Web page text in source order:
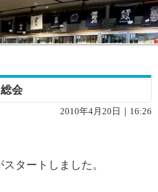
会
2010年4月20日｜16:26
タートしました。